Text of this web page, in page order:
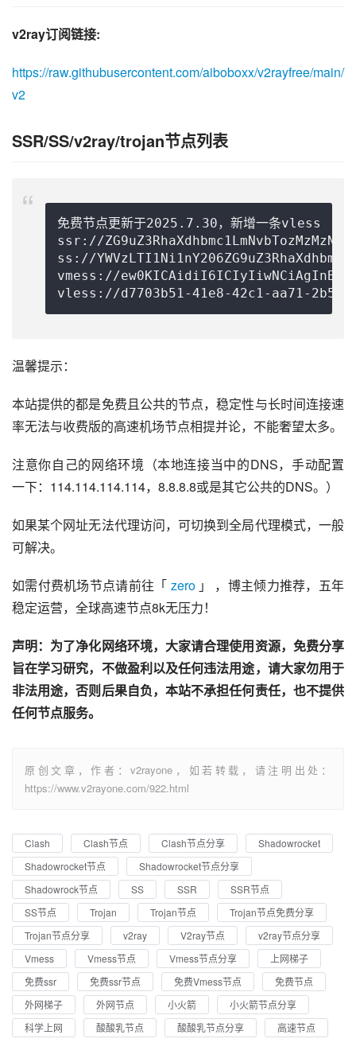
v2ray订阅链接:
https://raw.githubusercontent.com/aiboboxx/v2rayfree/main/
v2
SSR/SS/v2ray/trojan节点列表
免费节点更新于2025.7.30，新增一条vless
ssr://
ss://
vmess://
vless://d7703b51-41e8-42c1-aa71-
温馨提示：
本站提供的都是免费且公共的节点，稳定性与长时间连接速
率无法与收费版的高速机场节点相提并论，不能奢望太多。
注意你自己的网络环境（本地连接当中的DNS，手动配置
一下：114.114.114.114，8.8.8.8或是其它公共的DNS。）
如果某个网址无法代理访问，可切换到全局代理模式，一般
可解决。
如需付费机场节点请前往「 zero 」 ，博主倾力推荐，五年
稳定运营，全球高速节点8k无压力！
声明：为了净化网络环境，大家请合理使用资源，免费分享
旨在学习研究，不做盈利以及任何违法用途，请大家勿用于
非法用途，否则后果自负，本站不承担任何责任，也不提供
任何节点服务。
原创文章，作者：v2rayone，如若转载，请注明出处：
https://www.v2rayone.com/922.html
Clash Clash节点 Clash节点分享
Shadowrocket
Shadowrocket节点
Shadowrocket节点分享
Shadowrock节点
SS SSR
SSR节点
SS节点
Trojan Trojan节点
Trojan节点免费分享
Trojan节点分享
v2ray V2ray节点
v2ray节点分享
Vmess
Vmess节点 Vmess节点分享
上网梯子
免费ssr
免费ssr节点 免费Vmess节点
免费节点
外网梯子
外网节点 小火箭
小火箭节点分享
科学上网
酸酸乳节点 酸酸乳节点分享 高速节点